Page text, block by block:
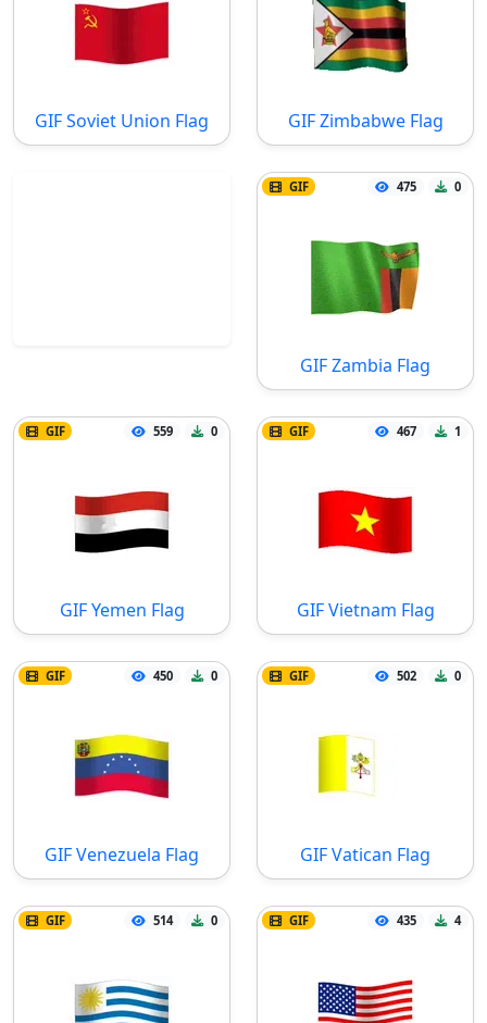
GIF Soviet Union Flag GIF Zimbabwe Flag
GIF 475 0
GIF Zambia Flag
GIF 559 0
GIF Yemen Flag
GIF 467 1
GIF Vietnam Flag
GIF 450 0
GIF Venezuela Flag
GIF 502 0
GIF Vatican Flag
GIF 514 0 GIF 435 4